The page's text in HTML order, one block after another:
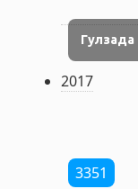
2017
3351